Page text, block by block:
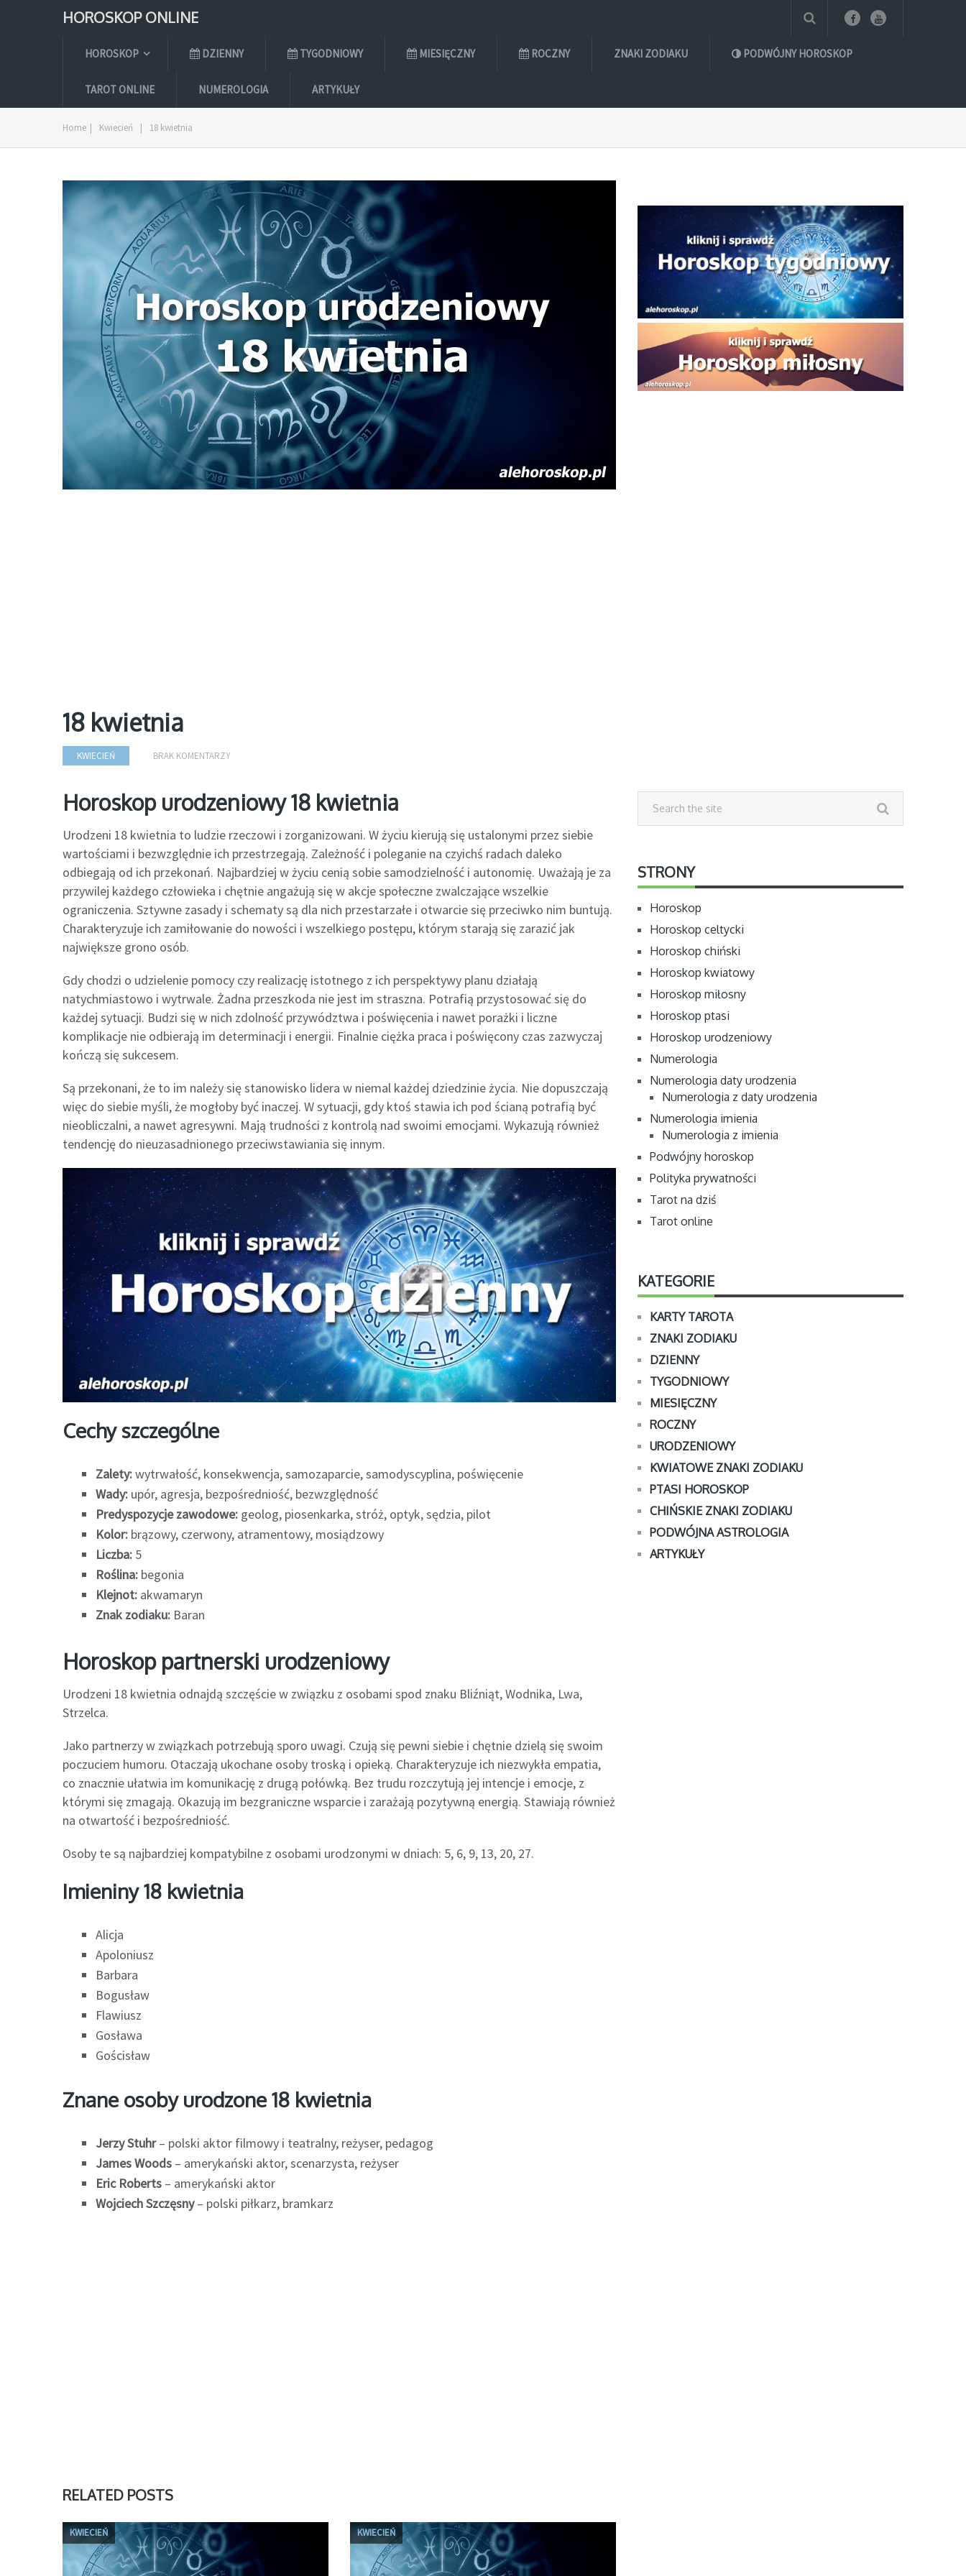
HOROSKOP ONLINE
HOROSKOP DZIENNY TYGODNIOWY MIESIĘCZNY ROCZNY ZNAKI ZODIAKU PODWÓJNY HOROSKOP
TAROT ONLINE NUMEROLOGIA ARTYKUŁY
Home | Kwiecień | 18 kwietnia
18 kwietnia
KWIECIEŃ BRAK KOMENTARZY
Horoskop urodzeniowy 18 kwietnia
Urodzeni 18 kwietnia to ludzie rzeczowi i zorganizowani. W życiu kierują się ustalonymi przez siebie
wartościami i bezwzględnie ich przestrzegają. Zależność i poleganie na czyichś radach daleko
odbiegają od ich przekonań. Najbardziej w życiu cenią sobie samodzielność i autonomię. Uważają je za
przywilej każdego człowieka i chętnie angażują się w akcje społeczne zwalczające wszelkie
ograniczenia. Sztywne zasady i schematy są dla nich przestarzałe i otwarcie się przeciwko nim buntują.
Charakteryzuje ich zamiłowanie do nowości i wszelkiego postępu, którym starają się zarazić jak
największe grono osób.
Gdy chodzi o udzielenie pomocy czy realizację istotnego z ich perspektywy planu działają
natychmiastowo i wytrwale. Żadna przeszkoda nie jest im straszna. Potrafią przystosować się do
każdej sytuacji. Budzi się w nich zdolność przywództwa i poświęcenia i nawet porażki i liczne
komplikacje nie odbierają im determinacji i energii. Finalnie ciężka praca i poświęcony czas zazwyczaj
kończą się sukcesem.
Są przekonani, że to im należy się stanowisko lidera w niemal każdej dziedzinie życia. Nie dopuszczają
więc do siebie myśli, że mogłoby być inaczej. W sytuacji, gdy ktoś stawia ich pod ścianą potrafią być
nieobliczalni, a nawet agresywni. Mają trudności z kontrolą nad swoimi emocjami. Wykazują również
tendencję do nieuzasadnionego przeciwstawiania się innym.
Cechy szczególne
Zalety:wytrwałość, konsekwencja, samozaparcie, samodyscyplina, poświęcenie
Wady: upór, agresja, bezpośredniość, bezwzględność
Predyspozycje zawodowe: geolog, piosenkarka, stróż, optyk, sędzia, pilot
Kolor: brązowy, czerwony, atramentowy, mosiądzowy
Liczba: 5
Roślina: begonia
Klejnot: akwamaryn
Znak zodiaku: Baran
Horoskop partnerski urodzeniowy
Urodzeni 18 kwietnia odnajdą szczęście w związku z osobami spod znaku Bliźniąt, Wodnika, Lwa,
Strzelca.
Jako partnerzy w związkach potrzebują sporo uwagi. Czują się pewni siebie i chętnie dzielą się swoim
poczuciem humoru. Otaczają ukochane osoby troską i opieką. Charakteryzuje ich niezwykła empatia,
co znacznie ułatwia im komunikację z drugą połówką. Bez trudu rozczytują jej intencje i emocje, z
którymi się zmagają. Okazują im bezgraniczne wsparcie i zarażają pozytywną energią. Stawiają również
na otwartość i bezpośredniość.
Osoby te są najbardziej kompatybilne z osobami urodzonymi w dniach: 5, 6, 9, 13, 20, 27.
Imieniny 18 kwietnia
Alicja
Apoloniusz
Barbara
Bogusław
Flawiusz
Gosława
Gościsław
Znane osoby urodzone 18 kwietnia
Jerzy Stuhr– polski aktor filmowy i teatralny, reżyser, pedagog
James Woods– amerykański aktor, scenarzysta, reżyser
Eric Roberts– amerykański aktor
Wojciech Szczęsny– polski piłkarz, bramkarz
RELATED POSTS
KWIECIEŃ KWIECIEŃ
STRONY
Horoskop
Horoskop celtycki
Horoskop chiński
Horoskop kwiatowy
Horoskop miłosny
Horoskop ptasi
Horoskop urodzeniowy
Numerologia
Numerologia daty urodzenia
Numerologia z daty urodzenia
Numerologia imienia
Numerologia z imienia
Podwójny horoskop
Polityka prywatności
Tarot na dziś
Tarot online
KATEGORIE
KARTY TAROTA
ZNAKI ZODIAKU
DZIENNY
TYGODNIOWY
MIESIĘCZNY
ROCZNY
URODZENIOWY
KWIATOWE ZNAKI ZODIAKU
PTASI HOROSKOP
CHIŃSKIE ZNAKI ZODIAKU
PODWÓJNA ASTROLOGIA
ARTYKUŁY